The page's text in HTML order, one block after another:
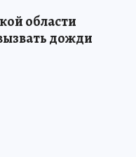
области
дожди